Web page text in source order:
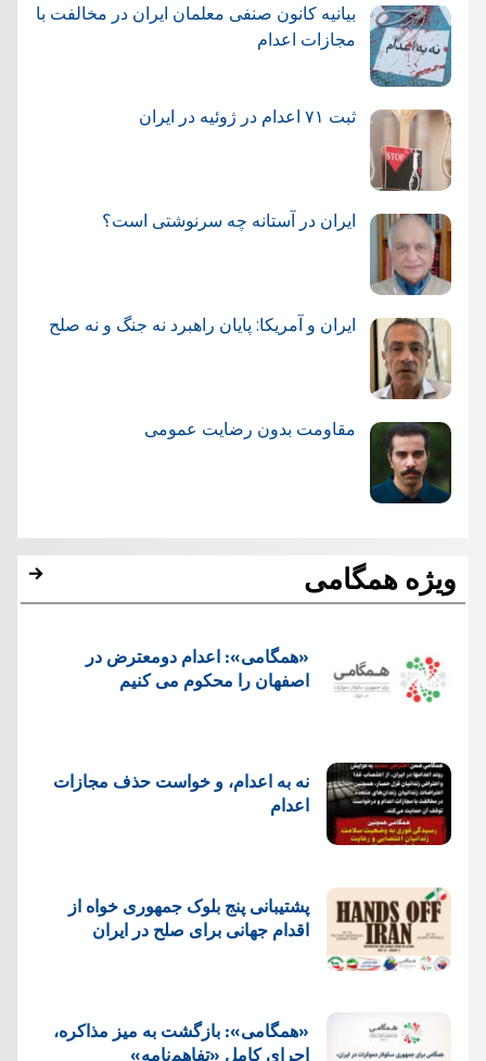
بیانیه کانون صنفی معلمان ایران در مخالفت با
مجازات اعدام
ثبت ۷۱ اعدام در ژوئيه در ایران
ایران در آستانه چه سرنوشتی است؟
ایران و آمریکا: پایان راهبرد نه جنگ و نه صلح
مقاومت بدون رضایت عمومی
ویژه همگامی
«همگامی»: اعدام دومعترض در
اصفهان را محکوم می کنیم
نه به اعدام، و خواست حذف مجازات
اعدام
پشتيبانی پنج بلوک جمهوری خواه از
اقدام جهانی برای صلح در ایران
«همگامی»: بازگشت به میز مذاکره،
اجرای کامل «تفاهم‌نامه»